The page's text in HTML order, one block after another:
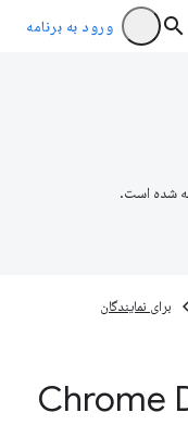
ورود به برنامه
شده است.
برای نمایندگان